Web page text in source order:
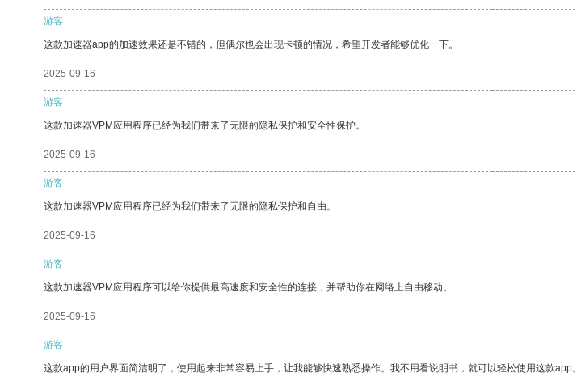
游客
这款加速器app的加速效果还是不错的，但偶尔也会出现卡顿的情况，希望开发者能够优化一下。
2025-09-16
游客
这款加速器VPM应用程序已经为我们带来了无限的隐私保护和安全性保护。
2025-09-16
游客
这款加速器VPM应用程序已经为我们带来了无限的隐私保护和自由。
2025-09-16
游客
这款加速器VPM应用程序可以给你提供最高速度和安全性的连接，并帮助你在网络上自由移动。
2025-09-16
游客
这款app的用户界面简洁明了，使用起来非常容易上手，让我能够快速熟悉操作。我不用看说明书，就可以轻松使用这款app。